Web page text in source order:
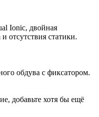
Ionic, двойная
отсутствия статики.
обдува с фиксатором.
добавьте хотя бы ещё